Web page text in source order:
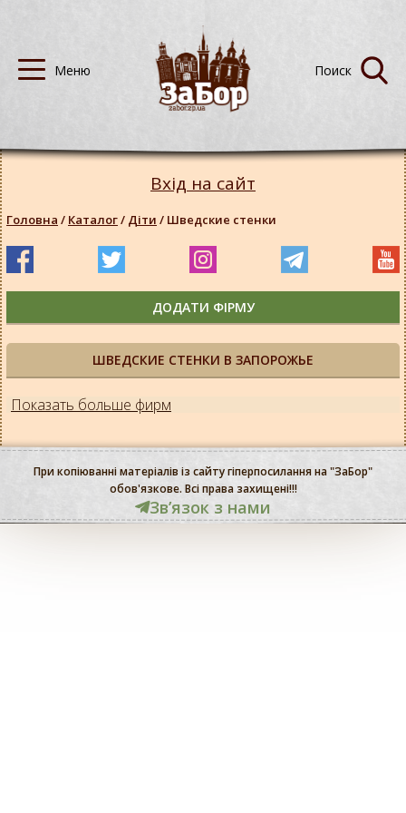
ШВЕДСКИЕ СТЕНКИ В ЗАПОРОЖЬЕ
Показать больше фирм
Вхід на сайт
Головна / Каталог/ Діти / Шведские стенки
ДОДАТИ ФІРМУ
При копіюванні матеріалів із сайту гіперпосилання на "ЗаБор"
обов'язкове. Всі права захищені!!!
Звʼязок з нами